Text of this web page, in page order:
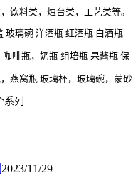
饮料类，烛台类，工艺类等。
玻璃碗 洋酒瓶 红酒瓶 白酒瓶
啡瓶，奶瓶 组培瓶 果酱瓶 保
燕窝瓶 玻璃杯，玻璃碗，蒙砂
系列
2023/11/29